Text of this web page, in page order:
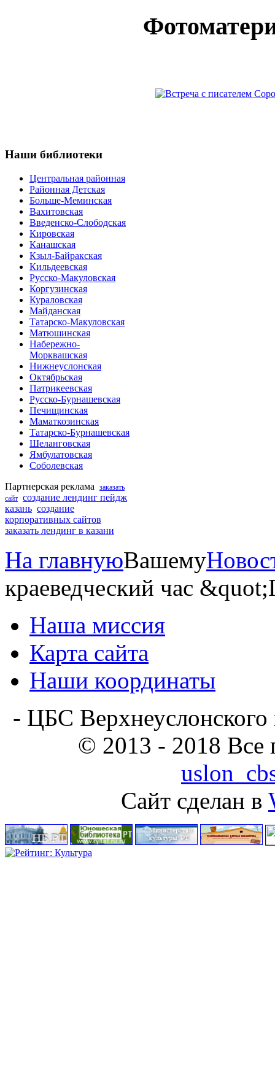
Наши библиотеки
Центральная районная
Районная Детская
Больше-Меминская
Вахитовская
Введенско-Слободская
Кировская
Канашская
Кзыл-Байракская
Кильдеевская
Русско-Макуловская
Коргузинская
Кураловская
Майданская
Татарско-Макуловская
Матюшинская
Набережно-
Морквашская
Нижнеуслонская
Октябрьская
Патрикеевская
Русско-Бурнашевская
Печищинская
Маматкозинская
Татарско-Бурнашевская
Шеланговская
Ямбулатовская
Соболевская
Партнерская реклама
заказать
сайт создание лендинг пейдж
казань создание
корпоративных сайтов
заказать лендинг в казани
На главнуюВашему
краеведческий час
Наша миссия
Карта сайта
Наши координаты
- ЦБС
© 2013 - 2018
Сайт сделан в